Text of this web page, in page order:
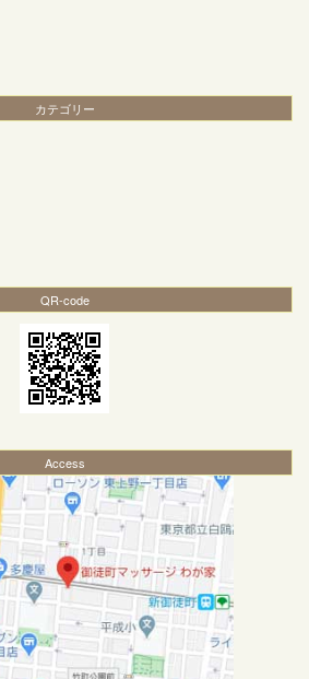
カテゴリー
QR-code
Access